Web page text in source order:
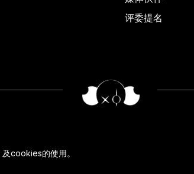
评委提名
, 及cookies的使用。